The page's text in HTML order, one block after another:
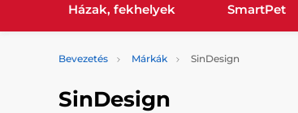
Házak, fekhelyek SmartPet
Bevezetés Márkák SinDesign
SinDesign